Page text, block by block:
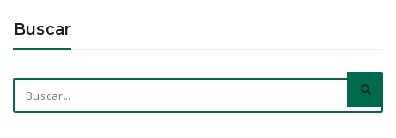
Buscar